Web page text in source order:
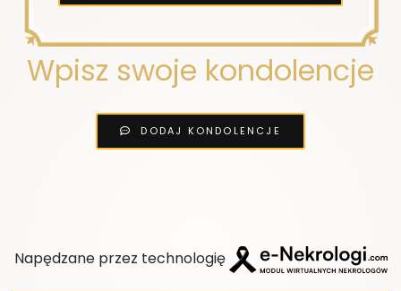
Wpisz swoje kondolencje
DODAJ KONDOLENCJE
Napędzane przez technologię